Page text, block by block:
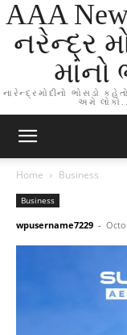
AAA
નરેન્દ્ર
માંનો
નારેન્દ્રમોદીનો ભોસડો
અમે
Home Business
Business
wpusername7229 -